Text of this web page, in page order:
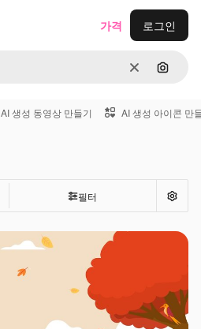
지우기이미지
가격 로그인
AI 생성 동영상 만들기 AI 생성 아이콘 만
필터